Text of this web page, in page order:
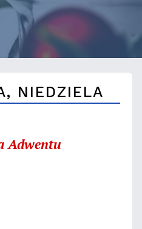
NIEDZIELA
Adwentu